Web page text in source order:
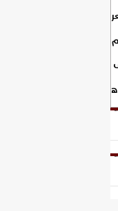
12 للمسؤولين عن الأمن السياحي
لبنان
الوضع التاريخي في
الاجتماع الوزاري حول